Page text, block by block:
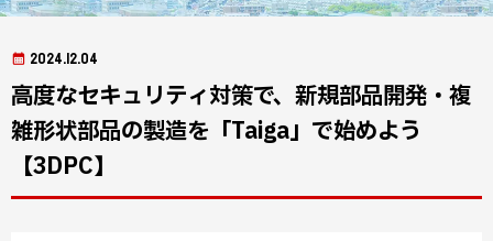
2024.12.04
高度なセキュリティ対策で、新規部品開発・複
雑形状部品の製造を「Taiga」で始めよう
【3DPC】